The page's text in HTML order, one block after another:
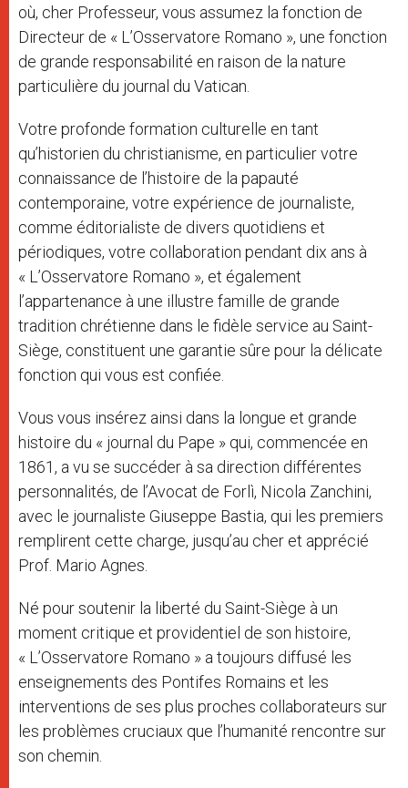
où, cher Professeur, vous assumez la fonction de
Directeur de « L’Osservatore Romano », une fonction
de grande responsabilité en raison de la nature
particulière du journal du Vatican.
Votre profonde formation culturelle en tant
qu’historien du christianisme, en particulier votre
connaissance de l’histoire de la papauté
contemporaine, votre expérience de journaliste,
comme éditorialiste de divers quotidiens et
périodiques, votre collaboration pendant dix ans à
« L’Osservatore Romano », et également
l’appartenance à une illustre famille de grande
tradition chrétienne dans le fidèle service au Saint-
Siège, constituent une garantie sûre pour la délicate
fonction qui vous est confiée.
Vous vous insérez ainsi dans la longue et grande
histoire du « journal du Pape » qui, commencée en
1861, a vu se succéder à sa direction différentes
personnalités, de l’Avocat de Forlì, Nicola Zanchini,
avec le journaliste Giuseppe Bastia, qui les premiers
remplirent cette charge, jusqu’au cher et apprécié
Prof. Mario Agnes.
Né pour soutenir la liberté du Saint-Siège à un
moment critique et providentiel de son histoire,
« L’Osservatore Romano » a toujours diffusé les
enseignements des Pontifes Romains et les
interventions de ses plus proches collaborateurs sur
les problèmes cruciaux que l’humanité rencontre sur
son chemin.